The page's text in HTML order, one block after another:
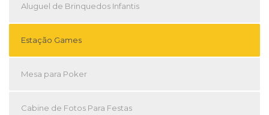
Aluguel de Brinquedos Infantis
Estação Games
Mesa para Poker
Cabine de Fotos Para Festas